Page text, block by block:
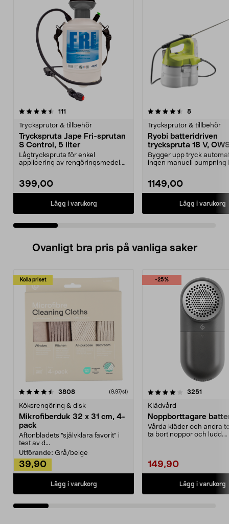
111
Trycksprutor & tillbehör
Tryckspruta Jape Fri-sprutan
S Control, 5 liter
Lågtryckspruta för enkel
applicering av rengöringsmedel.
399,00
Lägg i varukorg
4.5 av 5 stjärnor 8recensioner
Trycksprutor & tillbehör
Ryobi batteridriven
tryckspruta 18 V,
Bygger upp tryck
ingen manuell pumpning
1149,00
Lägg i varukorg
4.0 av 5 stjärnor
Ovanligt bra pris på vanliga saker
Kolla priset
3808recensioner (9,97/st)
Köksrengöring & disk
Mikrofiberduk 32 x 31 cm, 4-
pack
Aftonbladets "självklara favorit” i
test av d...
Utförande: Grå/beige
39,90
Lägg i varukorg
-25%
4.0av 5 stjärnor 3251
Klädvård
Noppborttagare
Vårda kläder och andra
ta bort noppor och ludd.
149,90
Lägg i varukorg
4.5av 5 stjärnor